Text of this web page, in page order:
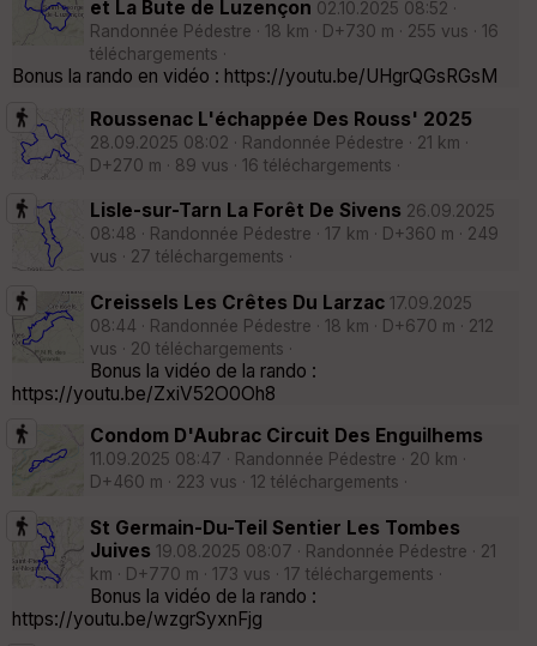
et La Bute de Luzençon 02.10.2025 08:52 ·
Randonnée Pédestre · 18 km · D+730 m · 255 vus · 16
téléchargements ·
Bonus la rando en vidéo : https://youtu.be/UHgrQGsRGsM
Roussenac L'échappée Des Rouss' 2025
28.09.2025 08:02 · Randonnée Pédestre · 21 km ·
D+270 m · 89 vus · 16 téléchargements ·
Lisle-sur-Tarn La Forêt De Sivens 26.09.2025
08:48 · Randonnée Pédestre · 17 km · D+360 m · 249
vus · 27 téléchargements ·
Creissels Les Crêtes Du Larzac 17.09.2025
08:44 · Randonnée Pédestre · 18 km · D+670 m · 212
vus · 20 téléchargements ·
Bonus la vidéo de la rando :
https://youtu.be/ZxiV52O0Oh8
Condom D'Aubrac Circuit Des Enguilhems
11.09.2025 08:47 · Randonnée Pédestre · 20 km ·
D+460 m · 223 vus · 12 téléchargements ·
St Germain-Du-Teil Sentier Les Tombes
Juives 19.08.2025 08:07 · Randonnée Pédestre · 21
km · D+770 m · 173 vus · 17 téléchargements ·
Bonus la vidéo de la rando :
https://youtu.be/wzgrSyxnFjg